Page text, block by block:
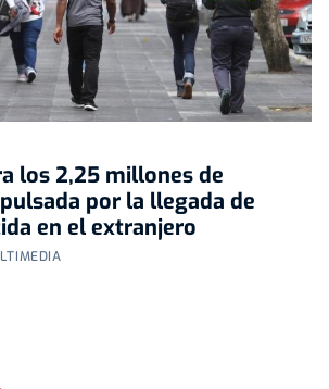
los 2,25 millones de
por la llegada de
en el extranjero